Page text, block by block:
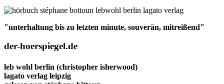
"unterhaltung bis zu letzten minute, souverän, mitreißend"
der-hoerspiegel.de
leb wohl berlin (christopher isherwood)
lagato verlag leipzig